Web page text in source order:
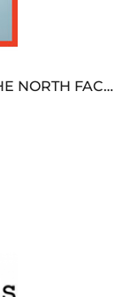
ノースフェイス 偽物 ダウン人気【THE NORTH FACE】M'S 7 SUMMIT HIM...